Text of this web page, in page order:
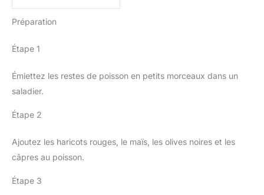
Préparation
Étape 1
Émiettez les restes de poisson en petits morceaux dans un
saladier.
Étape 2
Ajoutez les haricots rouges, le maïs, les olives noires et les
câpres au poisson.
Étape 3